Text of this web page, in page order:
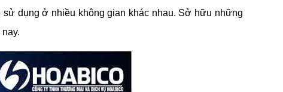
dụng ở nhiều không gian khác nhau. Sở hữu những